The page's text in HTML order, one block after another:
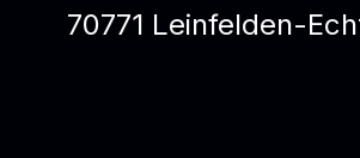
70771 Leinfelden-